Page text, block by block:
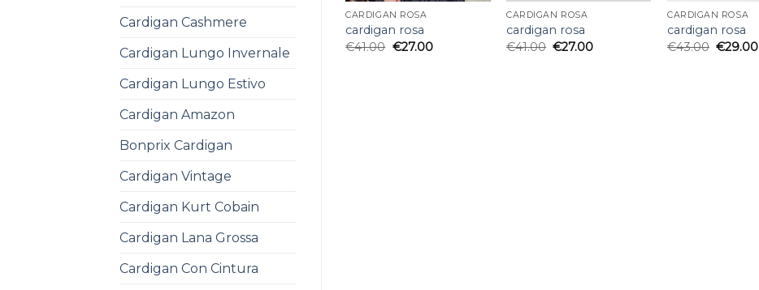
Cardigan Cashmere
Cardigan Lungo Invernale
Cardigan Lungo Estivo
Cardigan Amazon
Bonprix Cardigan
Cardigan Vintage
Cardigan Kurt Cobain
Cardigan Lana Grossa
Cardigan Con Cintura
CARDIGAN ROSA
cardigan rosa
€41.00 €27.00
CARDIGAN ROSA
cardigan rosa
€41.00 €27.00
CARDIGAN ROSA
cardigan rosa
€43.00 €29.00